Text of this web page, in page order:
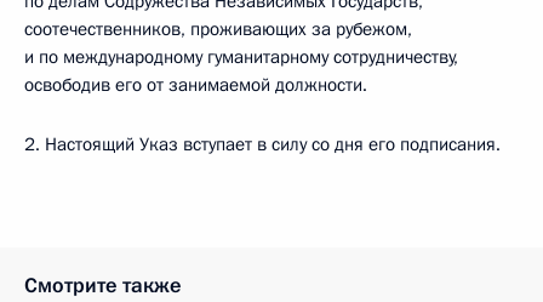
соотечественников, проживающих за рубежом,
и по международному гуманитарному сотрудничеству,
освободив его от занимаемой должности.
2. Настоящий Указ вступает в силу со дня его подписания.
Смотрите также